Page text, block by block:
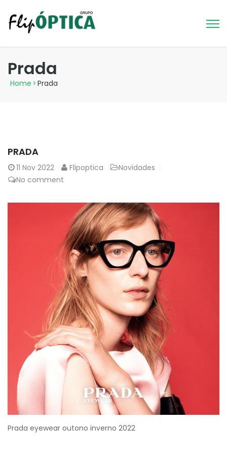
Prada
Home > Prada
PRADA
11 Nov 2022 Flipoptica
Novidades
No comment
Prada eyewear outono inverno 2022